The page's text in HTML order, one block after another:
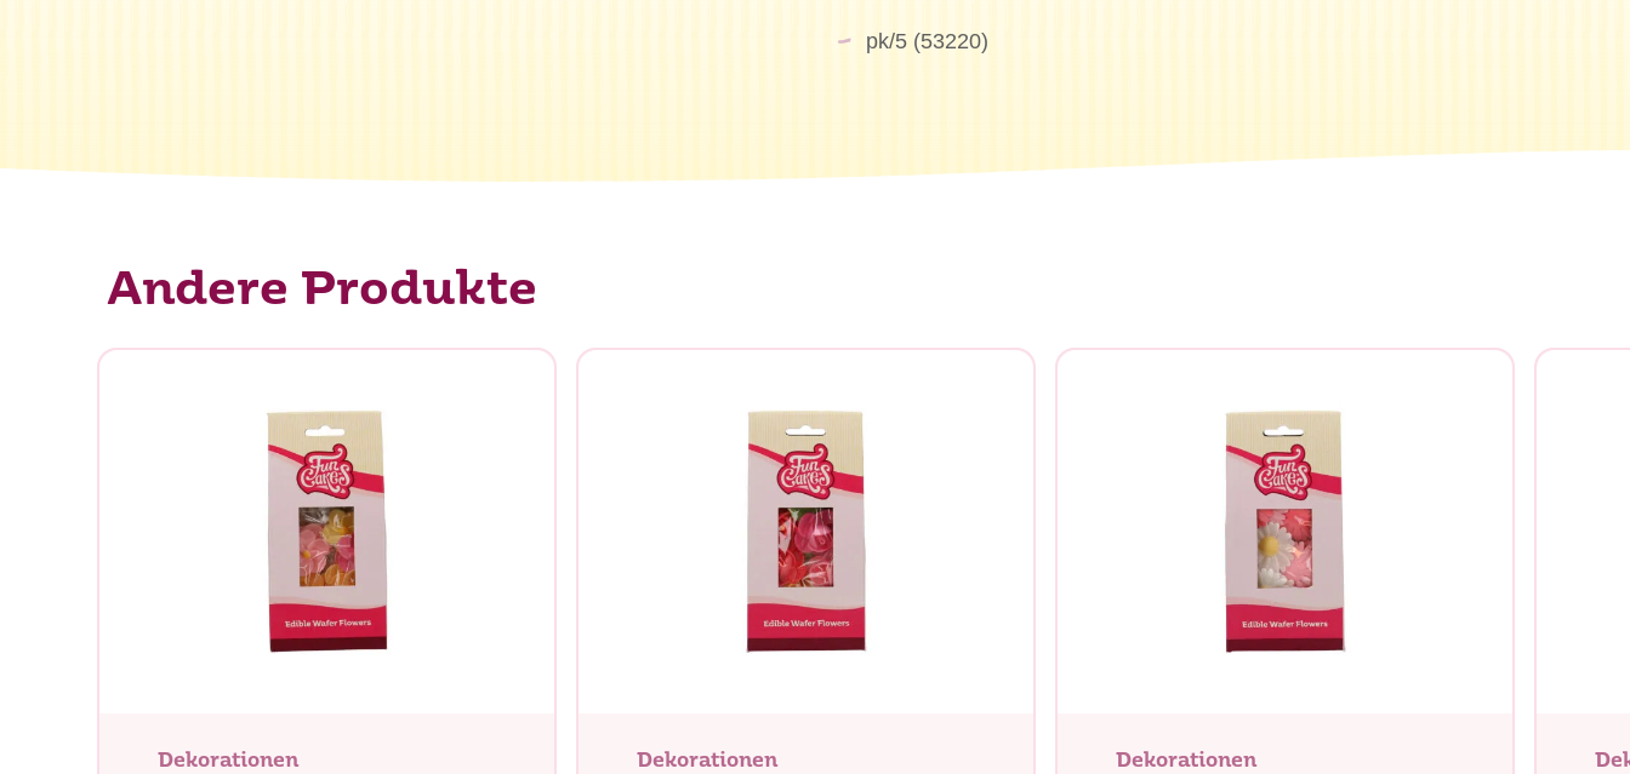
Was suchen Sie?
pk/5 (53220)
Andere Produkte
Dekorationen Dekorationen Dekorationen